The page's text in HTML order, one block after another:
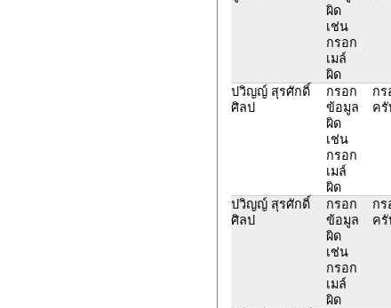
ผิด
เช่น
กรอก
เมล์
ผิด
ปวิญญ์ สุรศักดิ์
ศิลป
กรอก
ข้อมูล
ผิด
เช่น
กรอก
เมล์
ผิด
กร
ครั
ปวิญญ์ สุรศักดิ์
ศิลป
กรอก
ข้อมูล
ผิด
เช่น
กรอก
เมล์
ผิด
กร
ครั